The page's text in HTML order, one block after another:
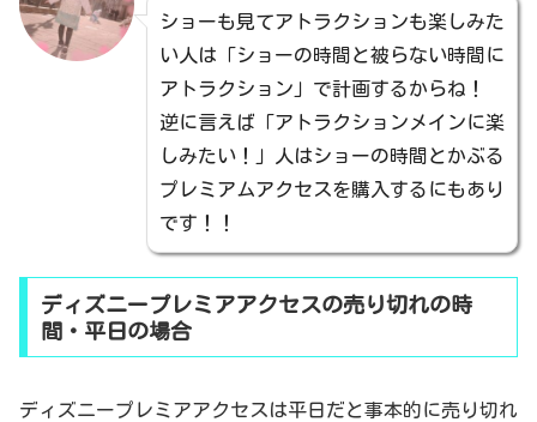
ショーも見てアトラクションも楽しみた
い人は「ショーの時間と被らない時間に
アトラクション」で計画するからね！
逆に言えば「アトラクションメインに楽
しみたい！」人はショーの時間とかぶる
プレミアムアクセスを購入するにもあり
です！！
ディズニープレミアアクセスの売り切れの時
間・平日の場合
ディズニープレミアアクセスは平日だと事本的に売り切れ